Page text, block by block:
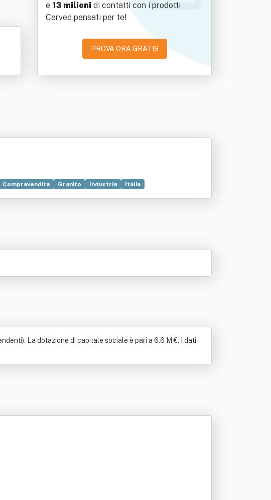
e 13 milioni di contatti con i prodotti
Cerved pensati per te!
PROVA ORA GRATIS
Compravendita Granito Industria
Italia
La dotazione di capitale sociale è pari a 6.6 M €. I dati